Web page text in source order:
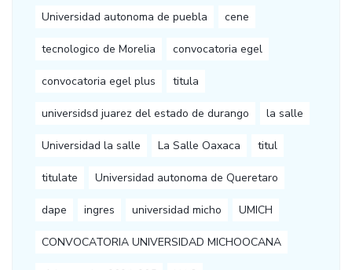
Universidad autonoma de puebla cene
tecnologico de Morelia convocatoria egel
convocatoria egel plus titula
universidsd juarez del estado de durango la salle
Universidad la salle La Salle Oaxaca titul
titulate Universidad autonoma de Queretaro
dape ingres universidad micho UMICH
CONVOCATORIA UNIVERSIDAD MICHOOCANA